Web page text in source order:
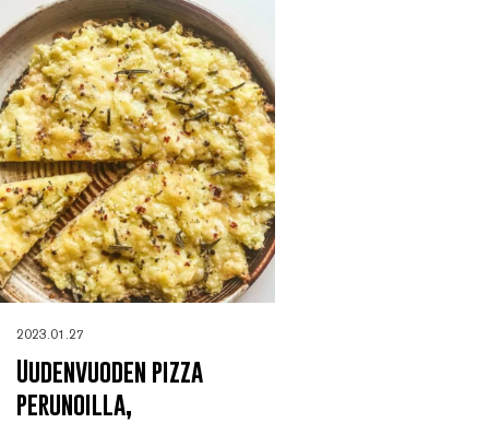
2023.01.27
Uudenvuoden pizza
perunoilla,